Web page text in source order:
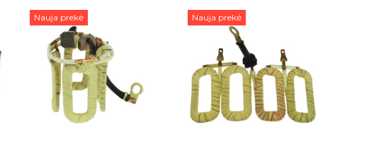
Nauja prekė Nauja prekė